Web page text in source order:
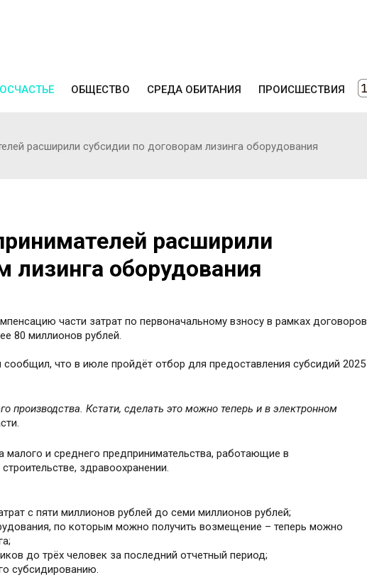
ОБЩЕСТВО СРЕДА ОБИТАНИЯ ПРОИСШЕСТВИЯ
расширили субсидии по договорам лизинга оборудования
расширили
лизинга оборудования
части затрат по первоначальному взносу в рамках договоров
80 миллионов рублей.
что в июле пройдёт отбор для предоставления субсидий 2025
производства. Кстати, сделать это можно теперь и в электронном
и среднего предпринимательства, работающие в
здравоохранении.
с пяти миллионов рублей до семи миллионов рублей;
по которым можно получить возмещение – теперь можно
до трёх человек за последний отчетный период;
субсидированию.